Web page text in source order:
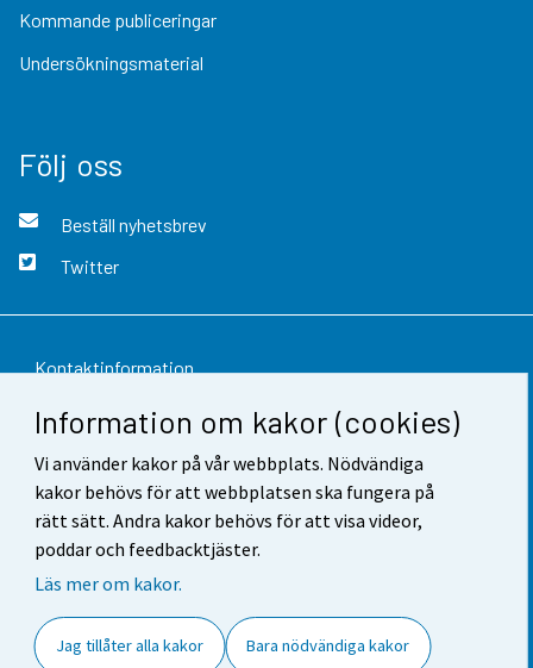
Information om kakor (cookies)
Vi använder kakor på vår webbplats. Nödvändiga
kakor behövs för att webbplatsen ska fungera på
rätt sätt. Andra kakor behövs för att visa videor,
poddar och feedbacktjäster.
Läs mer om kakor.
Jag tillåter alla kakor Bara nödvändiga kakor
Kommande publiceringar
Undersökningsmaterial
Följ oss
Beställ nyhetsbrev
Twitter
Kontaktinformation
Respons
Användarvillkor
Dataskydd
Tillgänglighet
Cookie-inställningar